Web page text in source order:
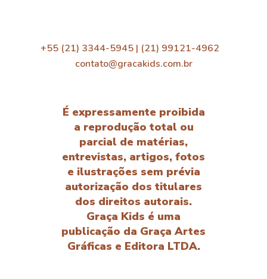
+55 (21) 3344-5945 | (21) 99121-4962
contato@gracakids.com.br
É expressamente proibida
a reprodução total ou
parcial de matérias,
entrevistas, artigos, fotos
e ilustrações sem prévia
autorização dos titulares
dos direitos autorais.
Graça Kids é uma
publicação da Graça Artes
Gráficas e Editora LTDA.